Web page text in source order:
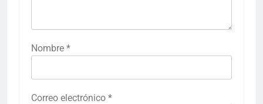
Nombre *
Correo electrónico *